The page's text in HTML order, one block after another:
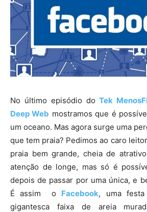
No último episódio doTek
Deep Web mostramos que é
um oceano. Mas agora surge uma
que tem praia? Pedimos ao caro
praia bem grande, cheia de
atenção de longe, mas só é
depois de passar por uma única, e
É assim o Facebook, uma
gigantesca faixa de areia